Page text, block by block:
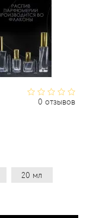
0 отзывов
20 мл